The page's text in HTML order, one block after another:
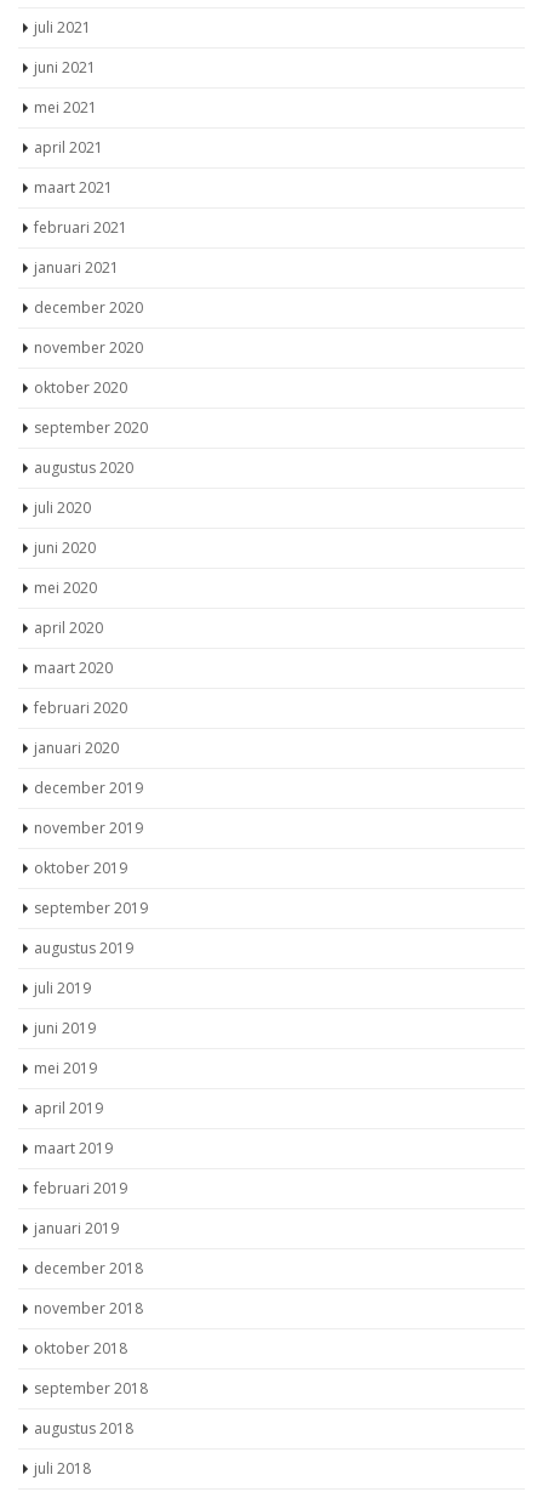
juli 2021
juni 2021
mei 2021
april 2021
maart 2021
februari 2021
januari 2021
december 2020
november 2020
oktober 2020
september 2020
augustus 2020
juli 2020
juni 2020
mei 2020
april 2020
maart 2020
februari 2020
januari 2020
december 2019
november 2019
oktober 2019
september 2019
augustus 2019
juli 2019
juni 2019
mei 2019
april 2019
maart 2019
februari 2019
januari 2019
december 2018
november 2018
oktober 2018
september 2018
augustus 2018
juli 2018